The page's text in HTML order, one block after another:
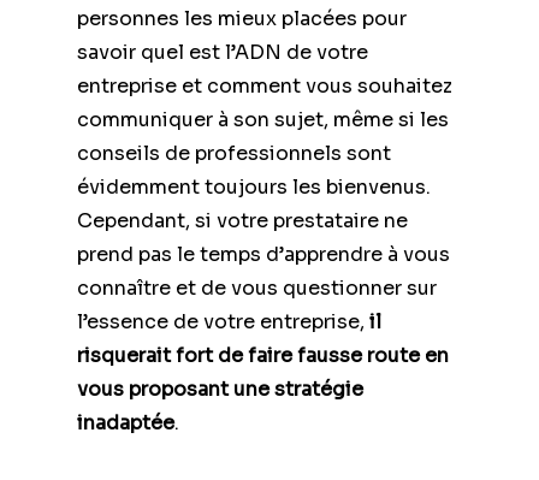
personnes les mieux placées pour
savoir quel est l’ADN de votre
entreprise et comment vous souhaitez
communiquer à son sujet, même si les
conseils de professionnels sont
évidemment toujours les bienvenus.
Cependant, si votre prestataire ne
prend pas le temps d’apprendre à vous
connaître et de vous questionner sur
l’essence de votre entreprise, il
risquerait fort de faire fausse route en
vous proposant une stratégie
inadaptée.